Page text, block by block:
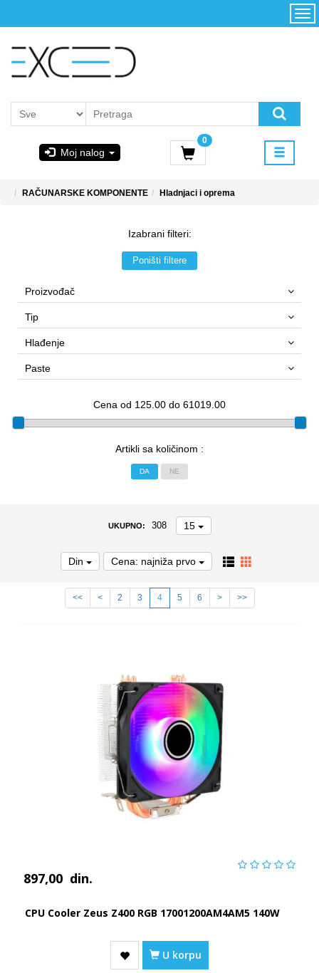
Moj nalog
0
Početna
korišćenja i
& STEAM
RAČUNARSKE KOMPONENTE Hladnjaci i oprema
Izabrani filteri:
Poništi filtere
Proizvođač
Tip
Hlađenje
Paste
Cena od 125.00 do 61019.00
Artikli sa količinom :
DA NE
UKUPNO: 308 15
Din Cena: najniža prvo
<< < 2 3 4 5 6 > >>
897,00 din.
CPU Cooler Zeus Z400 RGB 17001200AM4AM5 140W
U korpu